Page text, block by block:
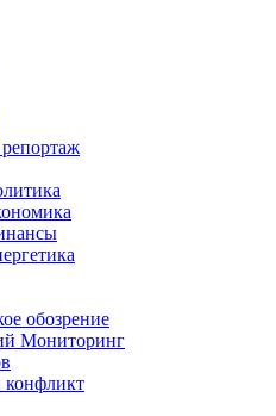
обозрение
Мониторинг
конфликт